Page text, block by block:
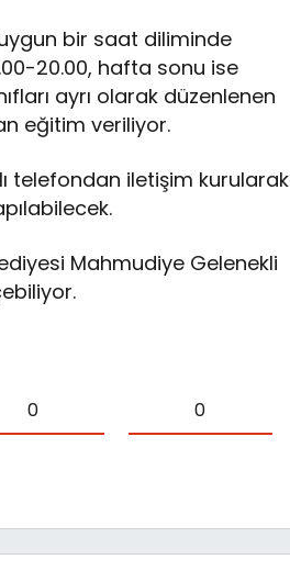
bir saat diliminde
20.00, hafta sonu ise
ayrı olarak düzenlenen
eğitim veriliyor.
telefondan iletişim kurularak
Mahmudiye Gelenekli
0 0